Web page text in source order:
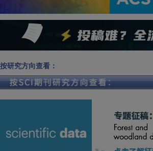
按研究方向查看：